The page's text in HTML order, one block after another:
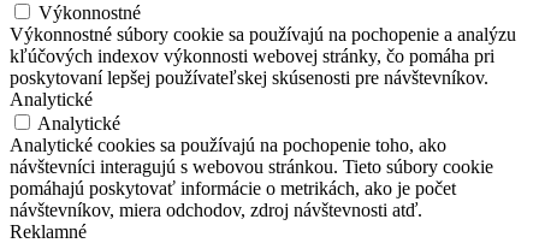
Výkonnostné
Výkonnostné súbory cookie sa používajú na pochopenie a analýzu
kľúčových indexov výkonnosti webovej stránky, čo pomáha pri
poskytovaní lepšej používateľskej skúsenosti pre návštevníkov.
Analytické
Analytické
Analytické cookies sa používajú na pochopenie toho, ako
návštevníci interagujú s webovou stránkou. Tieto súbory cookie
pomáhajú poskytovať informácie o metrikách, ako je počet
návštevníkov, miera odchodov, zdroj návštevnosti atď.
Reklamné